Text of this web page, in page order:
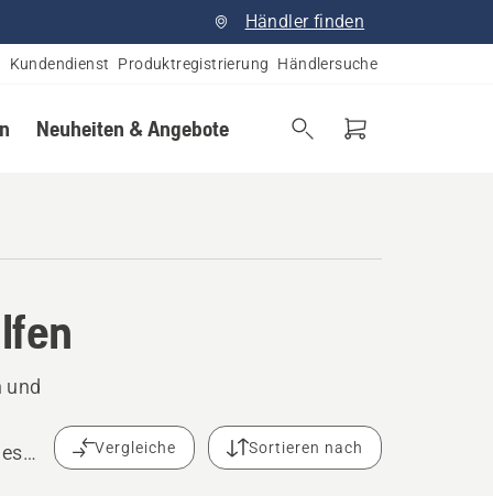
Händler finden
Kundendienst Produktregistrierung Händlersuche
Neuheiten & Angebote
und
Vergleiche Sortieren nach